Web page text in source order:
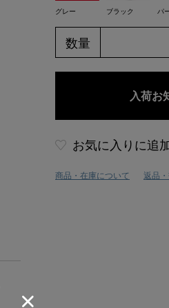
グレー ブラック パ
数量
お気に入りに追
商品・在庫について 返品